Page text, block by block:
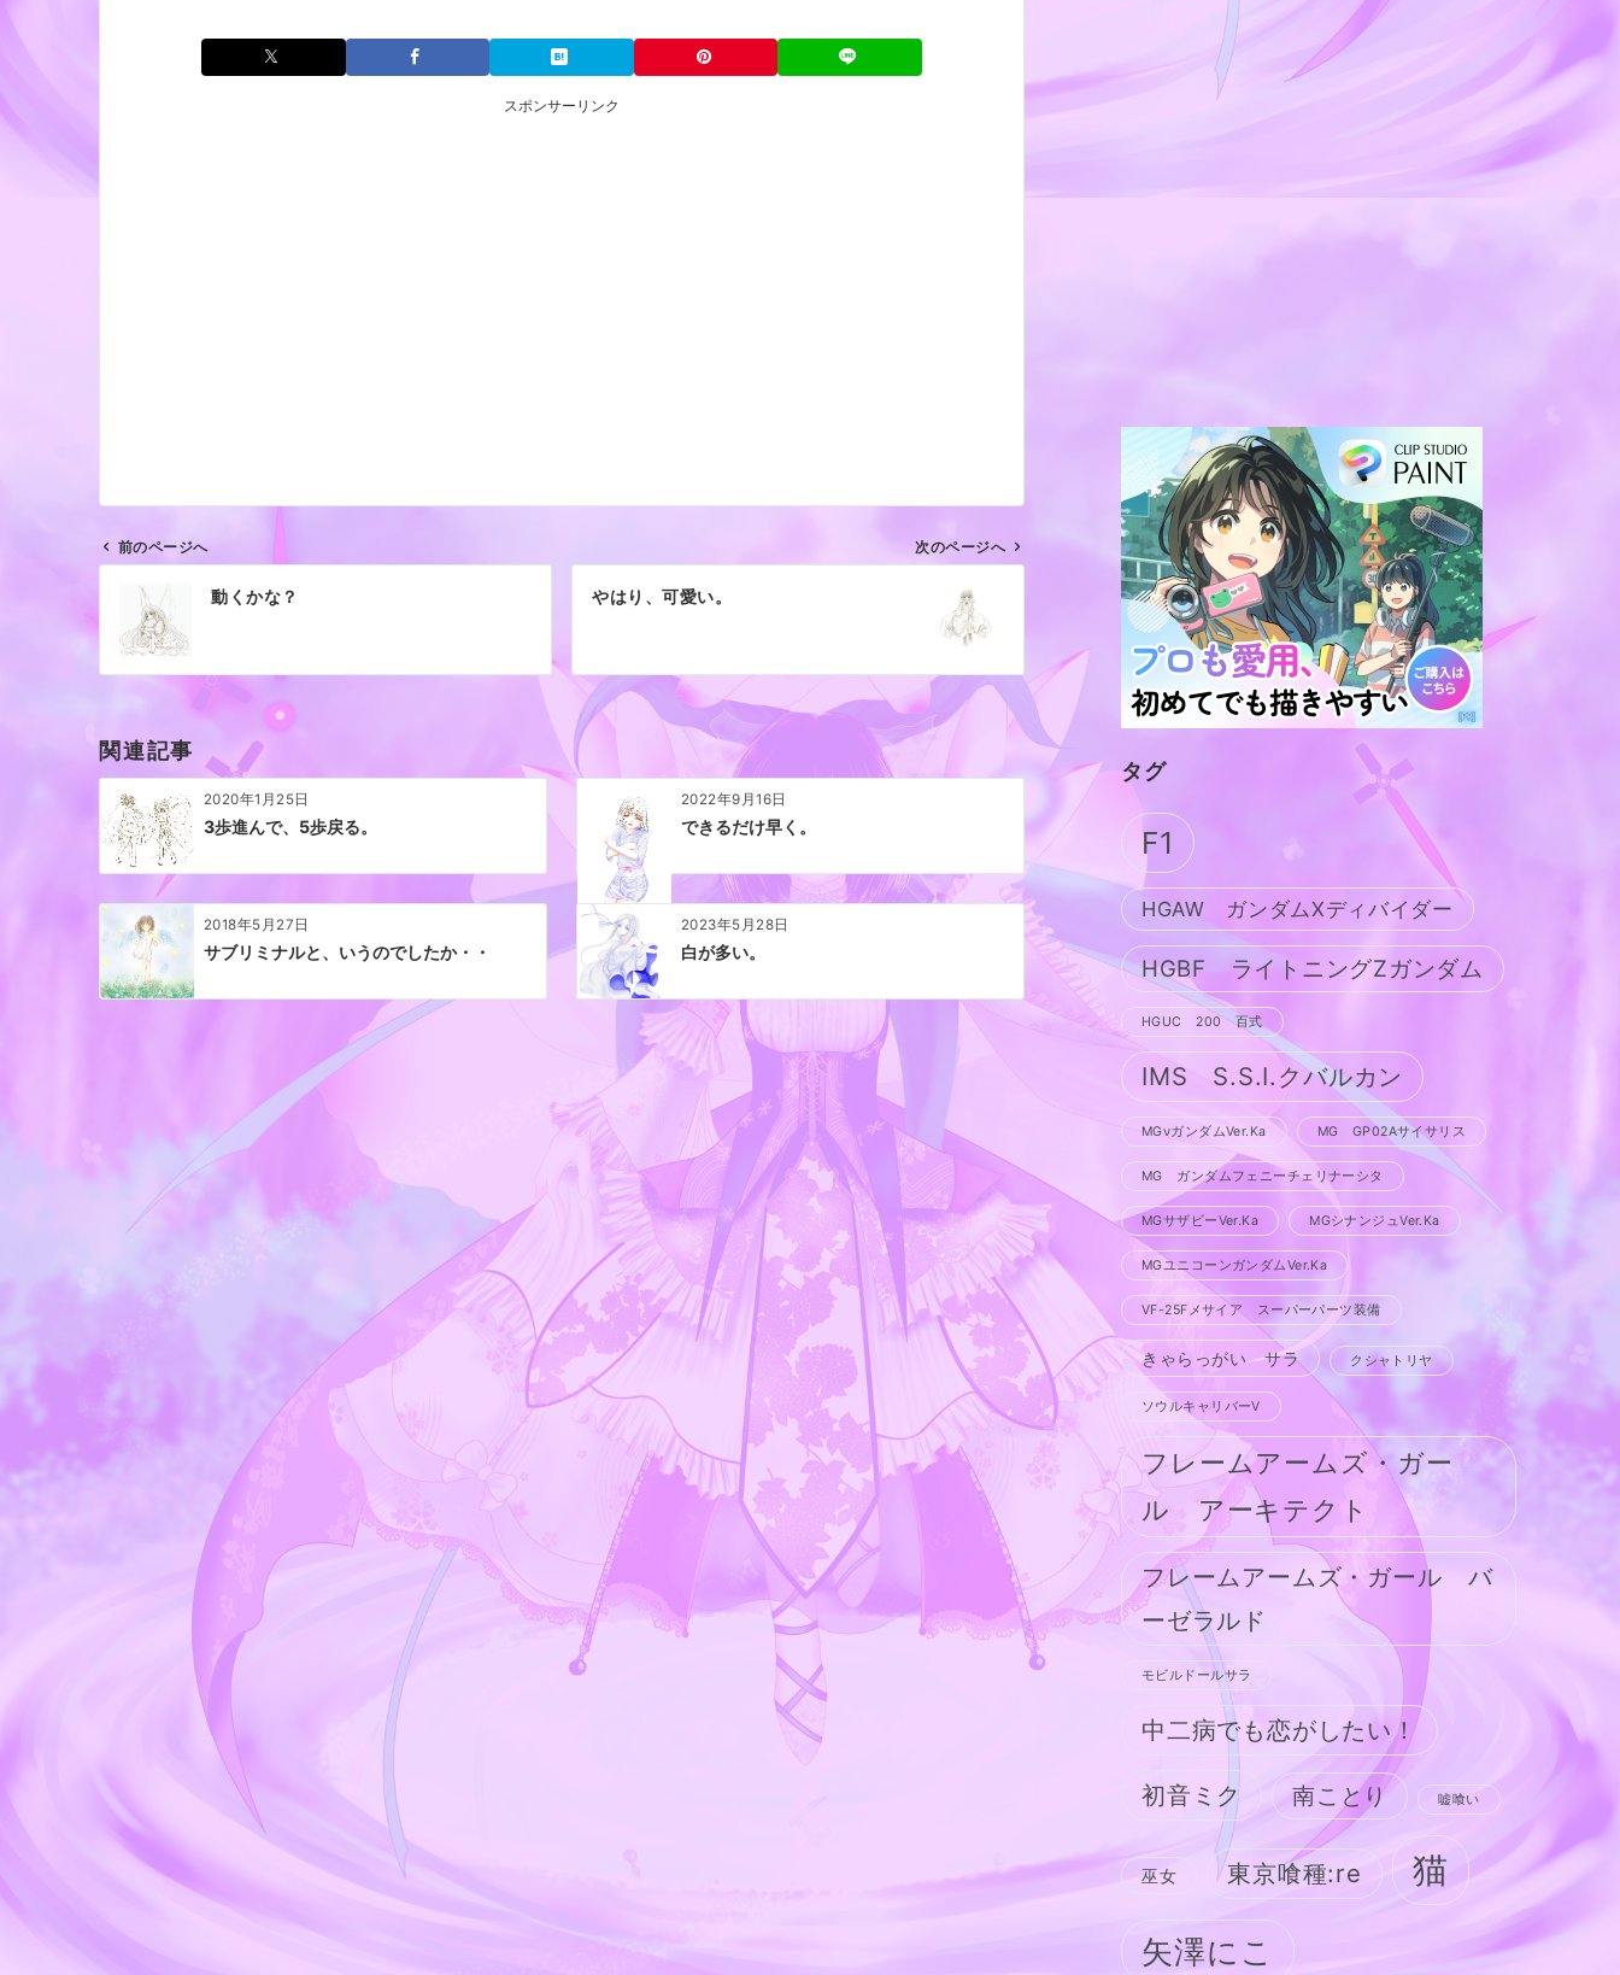
スポンサーリンク
ナ
シ
ョ
ン
前のページへ
動くかな？
次のページへ
やはり、可愛い。
関連記事
2020年1月25日
3歩進んで、5歩戻る。
2022年9月16日
できるだけ早く。
2018年5月27日
サブリミナルと、いうのでしたか・・
2023年5月28日
白が多い。
タグ
F1
HGAW ガンダムXディバイダー
HGBF ライトニングZガンダム
HGUC 200 百式
IMS S.S.I.クバルカン
MGνガンダムVer.Ka MG GP02Aサイサリス
MG ガンダムフェニーチェリナーシタ
MGサザビーVer.Ka MGシナンジュVer.Ka
MGユニコーンガンダムVer.Ka
VF-25Fメサイア スーパーパーツ装備
きゃらっがい サラ クシャトリヤ
ソウルキャリバーV
フレームアームズ・ガー
ル アーキテクト
フレームアームズ・ガール バ
ーゼラルド
モビルドールサラ
中二病でも恋がしたい！
初音ミク 南ことり 嘘喰い
巫女 東京喰種:re 猫
矢澤にこ